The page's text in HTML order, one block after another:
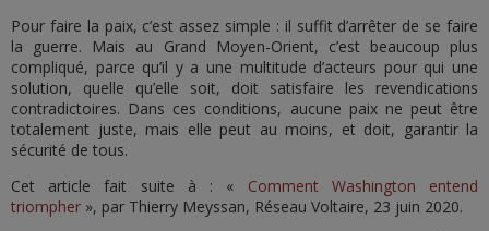
Pour faire la paix, c’est assez simple : il suffit d’arrêter de se faire
la guerre. Mais au Grand Moyen-Orient, c’est beaucoup plus
compliqué, parce qu’il y a une multitude d’acteurs pour qui une
solution, quelle qu’elle soit, doit satisfaire les revendications
contradictoires. Dans ces conditions, aucune paix ne peut être
totalement juste, mais elle peut au moins, et doit, garantir la
sécurité de tous.
Cet article fait suite à : « Comment Washington entend
triompher », par Thierry Meyssan, Réseau Voltaire, 23 juin 2020.